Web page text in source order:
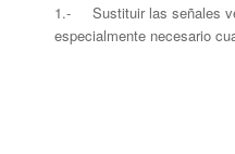
1.- Sustituir las señales
especialmente necesario